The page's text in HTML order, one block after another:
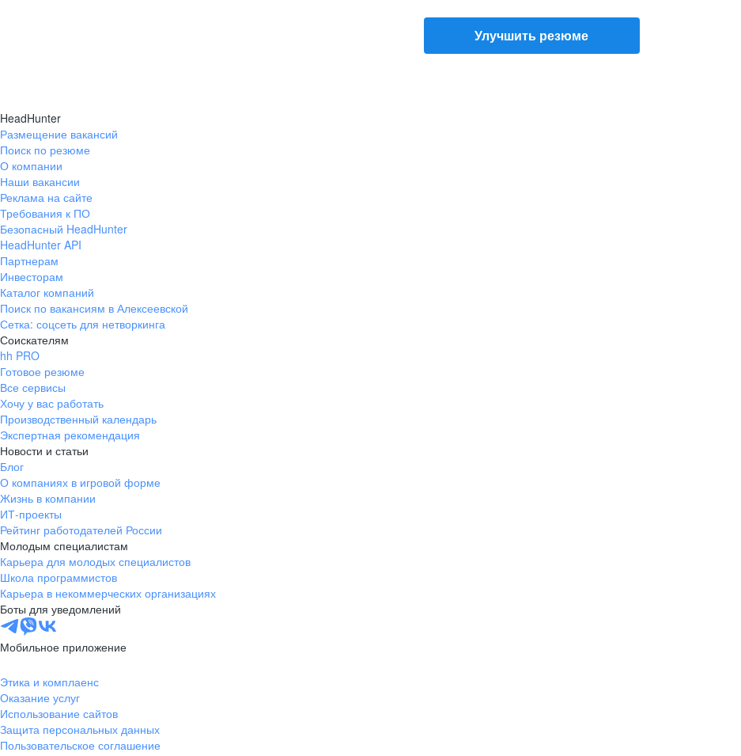
Улучшить резюме
HeadHunter
Размещение вакансий
Поиск по резюме
О компании
Наши вакансии
Реклама на сайте
Требования к ПО
Безопасный HeadHunter
HeadHunter API
Партнерам
Инвесторам
Каталог компаний
Поиск по вакансиям в Алексеевской
Сетка: соцсеть для нетворкинга
Соискателям
hh PRO
Готовое резюме
Все сервисы
Хочу у вас работать
Производственный календарь
Экспертная рекомендация
Новости и статьи
Блог
О компаниях в игровой форме
Жизнь в компании
ИТ-проекты
Рейтинг работодателей России
Молодым специалистам
Карьера для молодых специалистов
Школа программистов
Карьера в некоммерческих организациях
Боты для уведомлений
Мобильное приложение
Этика и комплаенс
Оказание услуг
Использование сайтов
Защита персональных данных
Пользовательское соглашение